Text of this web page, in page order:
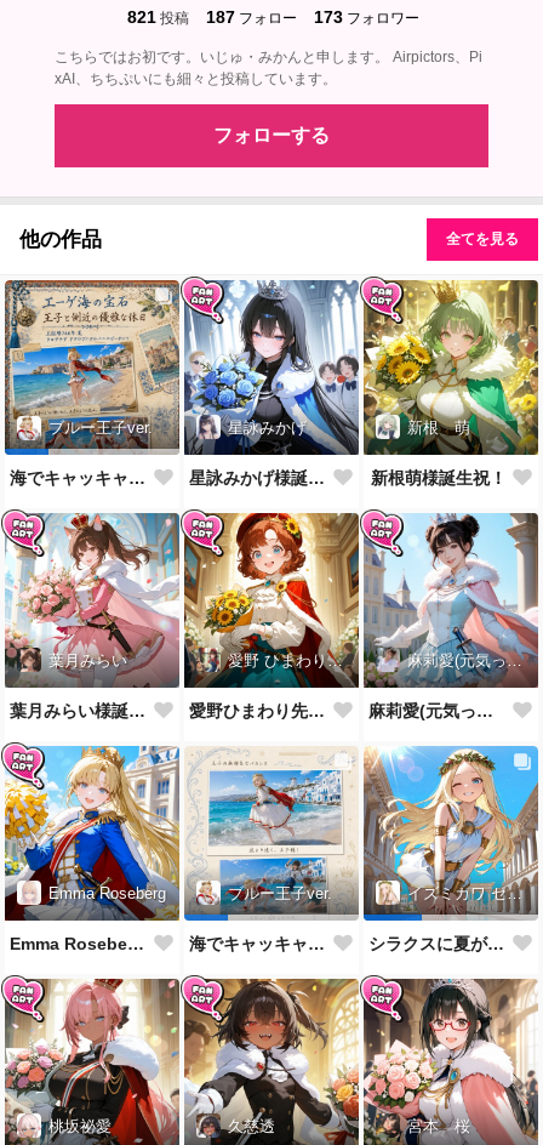
821 投稿 187 フォロー 173 フォロワー
こちらではお初です。いじゅ・みかんと申します。 Airpictors、Pi
xAI、ちちぷいにも細々と投稿しています。
フォローする
他の作品 全てを見る
ブルー王子ver.
海でキャッキャウフフするやつ第2弾
星詠みかげ
星詠みかげ様誕生祝！
新根 萌
新根萌様誕生祝！
葉月みらい
葉月みらい様誕生祝！
愛野 ひまわり先生
愛野ひまわり先生誕生祝！
麻莉愛(元気っ子)
麻莉愛(元気っ子)様誕生祝！
Emma Roseberg
Emma Roseberg様誕生祝！
ブルー王子ver.
海でキャッキャウフフするやつ第1弾
イズミカワ セリヌンver.
シラクスに夏がやってきたぜ！
桃坂祕愛 久慈透 宮本 桜